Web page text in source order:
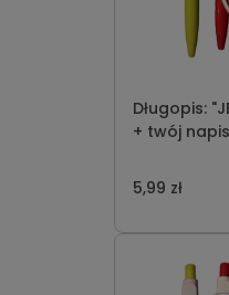
Długopis:
+ twój
5,99 zł